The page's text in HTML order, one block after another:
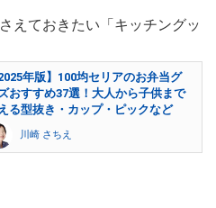
えておきたい「キッチングッ
2025年版】100均セリアのお弁当グ
おすすめ37選！大人から子供まで
る型抜き・カップ・ピックなど
川崎 さちえ